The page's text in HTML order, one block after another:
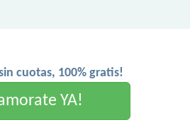
cuotas, 100% gratis!
YA!